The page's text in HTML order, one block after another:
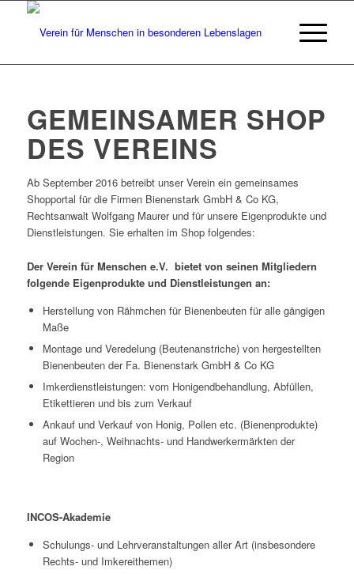
GEMEINSAMER SHOP
DES VEREINS
Ab September 2016 betreibt unser Verein ein gemeinsames
Shopportal für die Firmen Bienenstark GmbH & Co KG,
Rechtsanwalt Wolfgang Maurer und für unsere Eigenprodukte und
Dienstleistungen. Sie erhalten im Shop folgendes:
Der Verein für Menschen e.V. bietet von seinen Mitgliedern
folgende Eigenprodukte und Dienstleistungen an:
Herstellung von Rähmchen für Bienenbeuten für alle gängigen
Maße
Montage und Veredelung (Beutenanstriche) von hergestellten
Bienenbeuten der Fa. Bienenstark GmbH & Co KG
Imkerdienstleistungen: vom Honigendbehandlung, Abfüllen,
Etikettieren und bis zum Verkauf
Ankauf und Verkauf von Honig, Pollen etc. (Bienenprodukte)
auf Wochen-, Weihnachts- und Handwerkermärkten der
Region
INCOS-Akademie
Schulungs- und Lehrveranstaltungen aller Art (insbesondere
Rechts- und Imkereithemen)